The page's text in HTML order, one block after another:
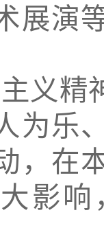
展演
义精
为乐
，在
影